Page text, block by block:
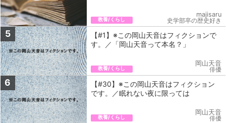
教養/くらし
majisaru
史学部卒の歴史好き
5
【#1】※この岡山天音はフィクションで
す。／「岡山天音って本名？」
教養/くらし
岡山天音
俳優
6
【#30】※この岡山天音はフィクション
です。／眠れない夜に限っては
教養/くらし
岡山天音
俳優